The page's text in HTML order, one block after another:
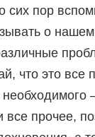
сих пор
о
что это
прочее,